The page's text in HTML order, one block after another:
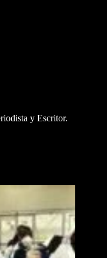
y Escritor.